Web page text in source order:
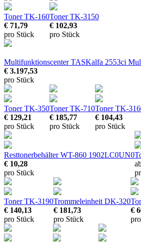
Toner TK-160
€ 71,79
pro Stück
Toner TK-3150
€ 102,93
pro Stück
Multifunktionscenter TASKalfa 2553ci
€ 3.197,53
pro Stück
Toner TK-350
€ 129,21
pro Stück
Toner TK-710
€ 185,77
pro Stück
Toner TK-
€ 104,43
pro Stück
Resttonerbehälter WT-860 1902LC0UN0
€ 10,28
pro Stück
Toner TK-3190
€ 140,13
pro Stück
Trommeleinheit DK-320
€ 181,73
pro Stück
€